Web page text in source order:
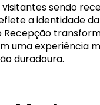
visitantes sendo
a identidade
Recepção
uma experiência
duradoura.